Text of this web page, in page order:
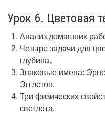
Урок 6. Цветовая
Анализ домашних
Четыре задачи для
глубина.
Знаковые имена:
Эгглстон.
Три физических
светлота.